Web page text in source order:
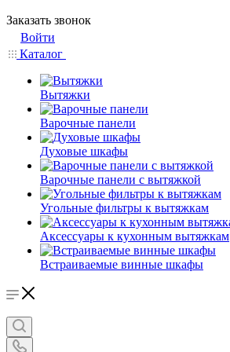
Заказать звонок
Войти
Каталог
Вытяжки
Варочные панели
Духовые шкафы
Варочные панели с вытяжкой
Угольные фильтры к вытяжкам
Аксессуары к кухонным вытяжкам
Встраиваемые винные шкафы